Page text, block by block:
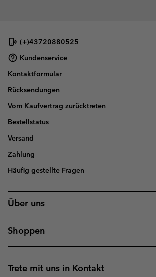
(+)43720880525
Kundenservice
Kontaktformular
Rücksendungen
Vom Kaufvertrag zurücktreten
Bestellstatus
Versand
Zahlung
Häufig gestellte Fragen
Über uns
Shoppen
Trete mit uns in Kontakt